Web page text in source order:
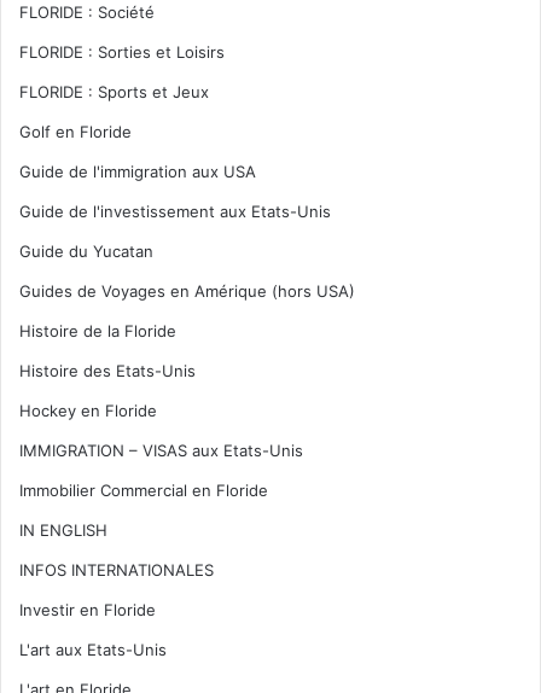
FLORIDE : Société
FLORIDE : Sorties et Loisirs
FLORIDE : Sports et Jeux
Golf en Floride
Guide de l'immigration aux USA
Guide de l'investissement aux Etats-Unis
Guide du Yucatan
Guides de Voyages en Amérique (hors USA)
Histoire de la Floride
Histoire des Etats-Unis
Hockey en Floride
IMMIGRATION – VISAS aux Etats-Unis
Immobilier Commercial en Floride
IN ENGLISH
INFOS INTERNATIONALES
Investir en Floride
L'art aux Etats-Unis
L'art en Floride